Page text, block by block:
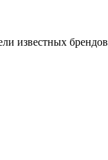
известных брендов